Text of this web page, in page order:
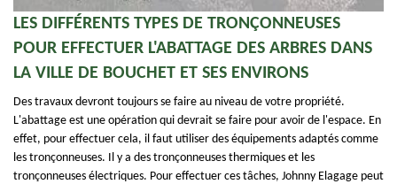
LES DIFFÉRENTS TYPES DE TRONÇONNEUSES
POUR EFFECTUER L'ABATTAGE DES ARBRES DANS
LA VILLE DE BOUCHET ET SES ENVIRONS
Des travaux devront toujours se faire au niveau de votre propriété.
L'abattage est une opération qui devrait se faire pour avoir de l'espace. En
effet, pour effectuer cela, il faut utiliser des équipements adaptés comme
les tronçonneuses. Il y a des tronçonneuses thermiques et les
tronçonneuses électriques. Pour effectuer ces tâches, Johnny Elagage peut